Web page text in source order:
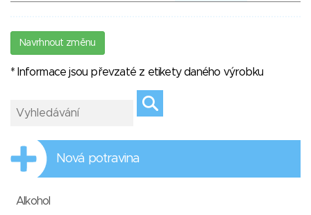
Navrhnout změnu
* Informace jsou převzaté z etikety daného výrobku
Nová potravina
Alkohol